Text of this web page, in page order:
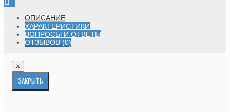
ОПИСАНИЕ
ХАРАКТЕРИСТИКИ
ВОПРОСЫ И ОТВЕТЫ
ОТЗЫВОВ (0)
×
ЗАКРЫТЬ